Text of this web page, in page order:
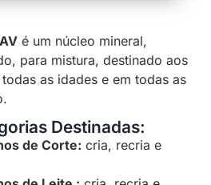
é um núcleo mineral,
para mistura, destinado aos
as idades e em todas as
Destinadas:
de Corte: cria, recria e